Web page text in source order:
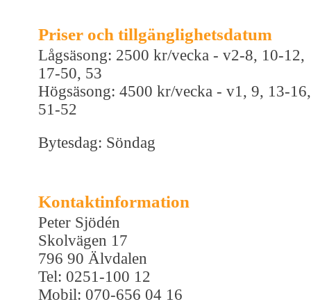
Priser och tillgänglighetsdatum
Lågsäsong: 2500 kr/vecka - v2-8, 10-12,
17-50, 53
Högsäsong: 4500 kr/vecka - v1, 9, 13-16,
51-52
Bytesdag: Söndag
Kontaktinformation
Peter Sjödén
Skolvägen 17
796 90 Älvdalen
Tel: 0251-100 12
Mobil: 070-656 04 16